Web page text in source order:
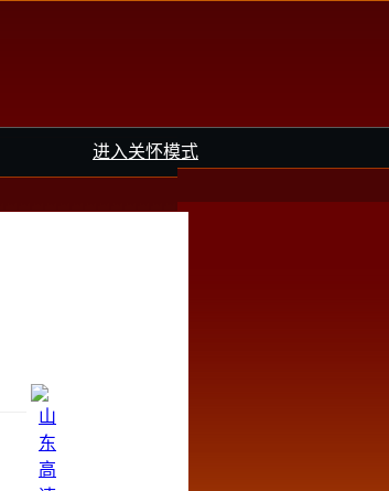
进入关怀模式